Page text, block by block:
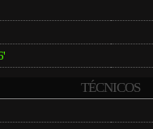
TÉCNICOS